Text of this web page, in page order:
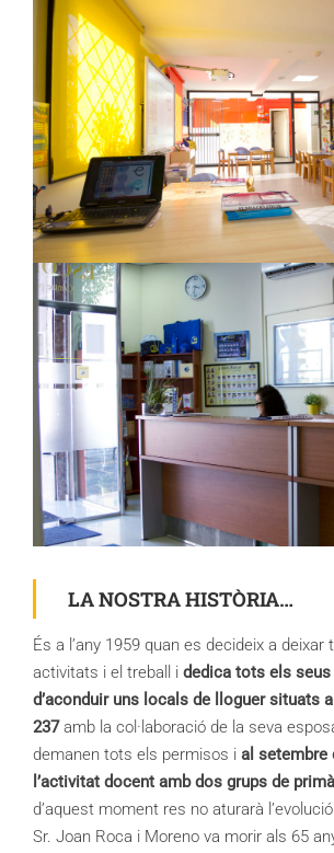
LA NOSTRA HISTÒRIA…
És a l’any 1959 quan es decideix a
activitats i el treball i dedica tots els seus
d’aconduir uns locals de lloguer situats a
237amb la col·laboració de la seva
demanen tots els permisos i al setembre
l’activitat docent amb dos grups de
d’aquest moment res no aturarà l’evolució
Sr. Joan Roca i Moreno va morir als 65